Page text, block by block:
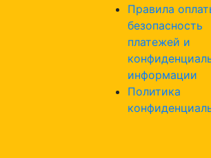
Правила
безопасность
платежей и
информации
Политика